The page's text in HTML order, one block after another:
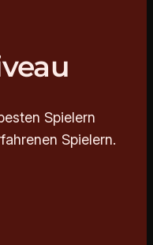
Spielern
Spielern.